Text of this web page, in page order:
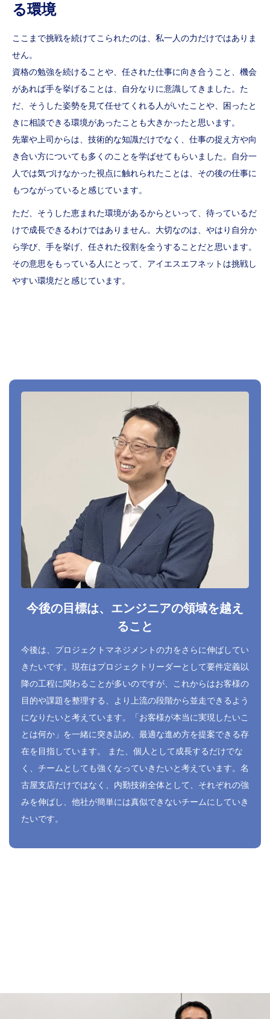
る環境
ここまで挑戦を続けてこられたのは、私一人の力だけではありま
せん。
資格の勉強を続けることや、任された仕事に向き合うこと、機会
があれば手を挙げることは、自分なりに意識してきました。た
だ、そうした姿勢を見て任せてくれる人がいたことや、困ったと
きに相談できる環境があったことも大きかったと思います。
先輩や上司からは、技術的な知識だけでなく、仕事の捉え方や向
き合い方についても多くのことを学ばせてもらいました。自分一
人では気づけなかった視点に触れられたことは、その後の仕事に
もつながっていると感じています。
ただ、そうした恵まれた環境があるからといって、待っているだ
けで成長できるわけではありません。大切なのは、やはり自分か
ら学び、手を挙げ、任された役割を全うすることだと思います。
その意思をもっている人にとって、アイエスエフネットは挑戦し
やすい環境だと感じています。
今後の目標は、エンジニアの領域を越え
ること
今後は、プロジェクトマネジメントの力をさらに伸ばしてい
きたいです。現在はプロジェクトリーダーとして要件定義以
降の工程に関わることが多いのですが、これからはお客様の
目的や課題を整理する、より上流の段階から並走できるよう
になりたいと考えています。「お客様が本当に実現したいこ
とは何か」を一緒に突き詰め、最適な進め方を提案できる存
在を目指しています。 また、個人として成長するだけでな
く、チームとしても強くなっていきたいと考えています。名
古屋支店だけではなく、内勤技術全体として、それぞれの強
みを伸ばし、他社が簡単には真似できないチームにしていき
たいです。